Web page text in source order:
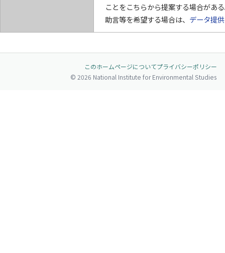
ことをこちらから提案する場合があ
助言等を希望する場合は、 データ提
このホームページについてプライバシーポリシー
© 2026 National Institute for Environmental Studies